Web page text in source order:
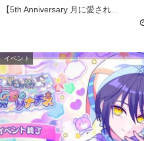
【5th Anniversary 月に愛され...
イベント